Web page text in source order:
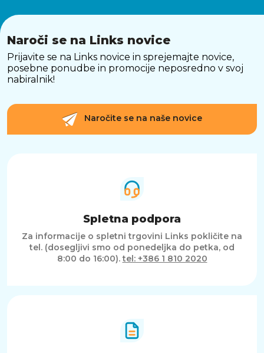
Naroči se na Links novice
Prijavite se na Links novice in sprejemajte novice,
posebne ponudbe in promocije neposredno v svoj
nabiralnik!
Naročite se na naše novice
Spletna podpora
Za informacije o spletni trgovini Links pokličite na
tel. (dosegljivi smo od ponedeljka do petka, od
8:00 do 16:00).tel: +386 1 810 2020